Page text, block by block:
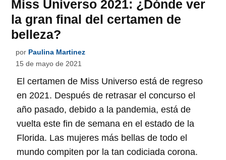
Miss Universo 2021: ¿Dónde ver
la gran final del certamen de
belleza?
por Paulina Martinez
15 de mayo de 2021
El certamen de Miss Universo está de regreso
en 2021. Después de retrasar el concurso el
año pasado, debido a la pandemia, está de
vuelta este fin de semana en el estado de la
Florida. Las mujeres más bellas de todo el
mundo compiten por la tan codiciada corona.